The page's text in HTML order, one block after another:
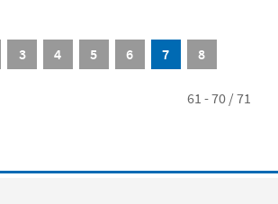
3 4 5 6 7 8
61 - 70 / 71